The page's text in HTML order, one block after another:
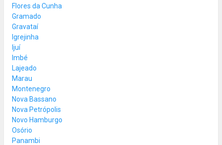
Flores da Cunha
Gramado
Gravataí
Igrejinha
Ijuí
Imbé
Lajeado
Marau
Montenegro
Nova Bassano
Nova Petrópolis
Novo Hamburgo
Osório
Panambi